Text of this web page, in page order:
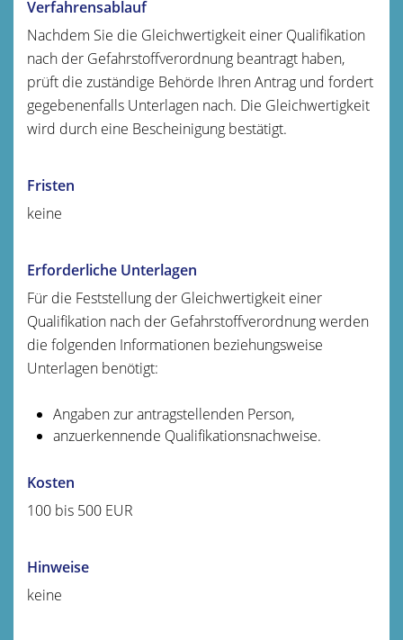
Verfahrensablauf
Nachdem Sie die Gleichwertigkeit einer Qualifikation
nach der Gefahrstoffverordnung beantragt haben,
prüft die zuständige Behörde Ihren Antrag und fordert
gegebenenfalls Unterlagen nach. Die Gleichwertigkeit
wird durch eine Bescheinigung bestätigt.
Fristen
keine
Erforderliche Unterlagen
Für die Feststellung der Gleichwertigkeit einer
Qualifikation nach der Gefahrstoffverordnung werden
die folgenden Informationen beziehungsweise
Unterlagen benötigt:
Angaben zur antragstellenden Person,
anzuerkennende Qualifikationsnachweise.
Kosten
100 bis 500 EUR
Hinweise
keine